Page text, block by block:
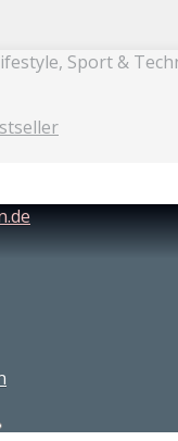
Sport &